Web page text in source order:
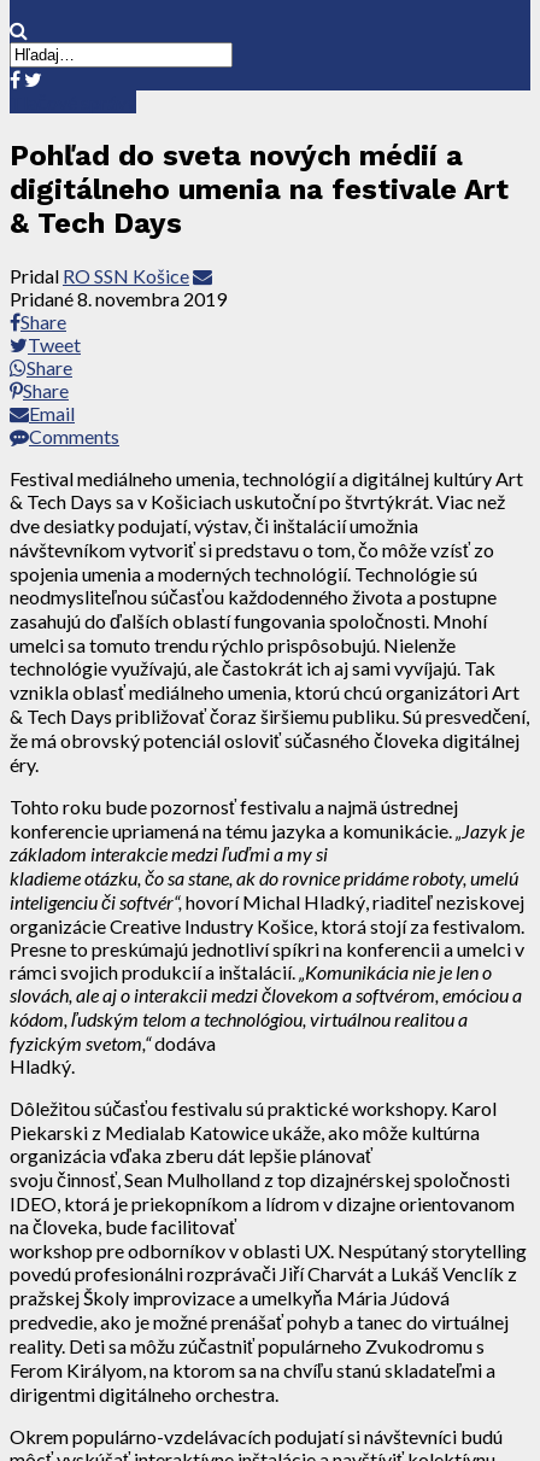
Pohľad do sveta nových médií a
digitálneho umenia na festivale Art
& Tech Days
Pridal RO SSN Košice
Pridané8. novembra 2019
Share
Tweet
Share
Share
Email
Comments
Festival mediálneho umenia, technológií a digitálnej kultúry Art
& Tech Days sa v Košiciach uskutoční po štvrtýkrát. Viac než
dve desiatky podujatí, výstav, či inštalácií umožnia
návštevníkom vytvoriť si predstavu o tom, čo môže vzísť zo
spojenia umenia a moderných technológií. Technológie sú
neodmysliteľnou súčasťou každodenného života a postupne
zasahujú do ďalších oblastí fungovania spoločnosti. Mnohí
umelci sa tomuto trendu rýchlo prispôsobujú. Nielenže
technológie využívajú, ale častokrát ich aj sami vyvíjajú. Tak
vznikla oblasť mediálneho umenia, ktorú chcú organizátori Art
& Tech Days približovať čoraz širšiemu publiku. Sú presvedčení,
že má obrovský potenciál osloviť súčasného človeka digitálnej
éry.
Tohto roku bude pozornosť festivalu a najmä ústrednej
konferencie upriamená na tému jazyka a komunikácie.
„Jazyk je
základom interakcie medzi ľuďmi a my si
kladieme otázku, čo sa stane, ak do rovnice pridáme roboty, umelú
inteligenciu či softvér“, hovorí Michal Hladký, riaditeľ neziskovej
organizácie Creative Industry Košice, ktorá stojí za festivalom.
Presne to preskúmajú jednotliví spíkri na konferencii a umelci v
rámci svojich produkcií a inštalácií. „Komunikácia nie je leno
slovách, ale aj o interakcii medzi človekom a softvérom, emóciou a
kódom, ľudským telom a technológiou, virtuálnou realitou a
fyzickým svetom,“dodáva
Hladký.
Dôležitou súčasťou festivalu sú praktické workshopy. Karol
Piekarski z Medialab Katowice ukáže, ako môže kultúrna
organizácia vďaka zberu dát lepšie plánovať
svoju činnosť, Sean Mulholland z top dizajnérskej spoločnosti
IDEO, ktorá je priekopníkom a lídrom v dizajne orientovanom
na človeka, bude facilitovať
workshop pre odborníkov v oblasti UX. Nespútaný storytelling
povedú profesionálni rozprávači Jiří Charvát a Lukáš Venclík z
pražskej Školy improvizace a umelkyňa Mária Júdová
predvedie, ako je možné prenášať pohyb a tanec do virtuálnej
reality. Deti sa môžu zúčastniť populárneho Zvukodromu s
Ferom Királyom, na ktorom sa na chvíľu stanú skladateľmi a
dirigentmi digitálneho orchestra.
Okrem populárno-vzdelávacích podujatí si návštevníci budú